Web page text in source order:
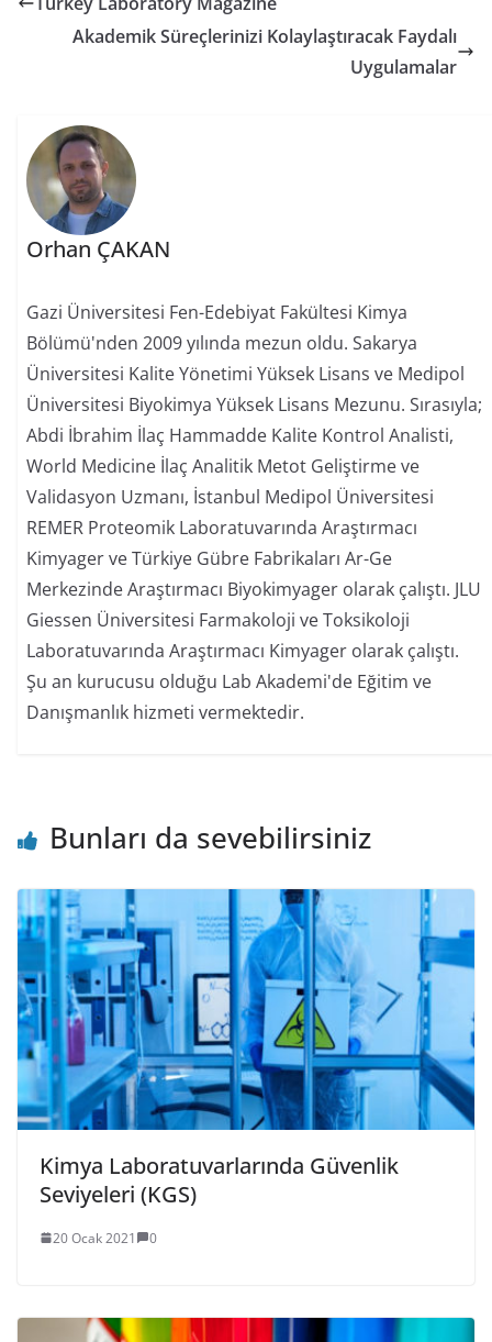
Akademik Süreçlerinizi Kolaylaştıracak Faydalı
Uygulamalar
Orhan ÇAKAN
Gazi Üniversitesi Fen-Edebiyat Fakültesi Kimya
Bölümü'nden 2009 yılında mezun oldu. Sakarya
Üniversitesi Kalite Yönetimi Yüksek Lisans ve Medipol
Üniversitesi Biyokimya Yüksek Lisans Mezunu. Sırasıyla;
Abdi İbrahim İlaç Hammadde Kalite Kontrol Analisti,
World Medicine İlaç Analitik Metot Geliştirme ve
Validasyon Uzmanı, İstanbul Medipol Üniversitesi
REMER Proteomik Laboratuvarında Araştırmacı
Kimyager ve Türkiye Gübre Fabrikaları Ar-Ge
Merkezinde Araştırmacı Biyokimyager olarak çalıştı. JLU
Giessen Üniversitesi Farmakoloji ve Toksikoloji
Laboratuvarında Araştırmacı Kimyager olarak çalıştı.
Şu an kurucusu olduğu Lab Akademi'de Eğitim ve
Danışmanlık hizmeti vermektedir.
Bunları da sevebilirsiniz
Kimya Laboratuvarlarında Güvenlik
Seviyeleri (KGS)
20 Ocak 2021 0